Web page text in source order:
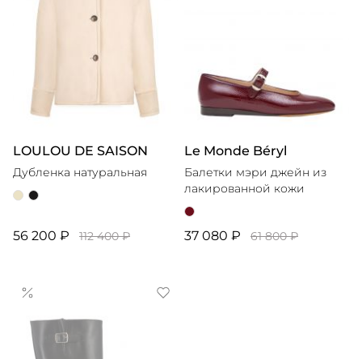
LOULOU DE SAISON
Дубленка натуральная
56 200 ₽ 112 400 ₽
Le Monde Béryl
Балетки мэри джейн из
лакированной кожи
37 080 ₽ 61 800 ₽